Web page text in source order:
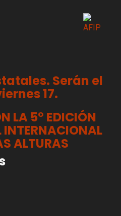
Serán el
17.
LA 5° EDICIÓN
INTERNACIONAL
ALTURAS